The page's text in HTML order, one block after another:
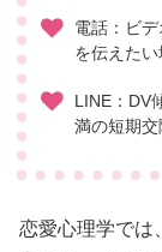
電話：ビ
を伝えた
LINE：DV
満の短期
恋愛心理学では